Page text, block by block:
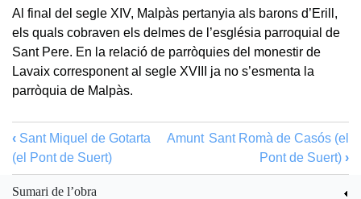
Al final del segle XIV, Malpàs pertanyia als barons d’Erill,
els quals cobraven els delmes de l’església parroquial de
Sant Pere. En la relació de parròquies del monestir de
Lavaix corresponent al segle XVIII ja no s’esmenta la
parròquia de Malpàs.
‹ Sant Miquel de Gotarta
(el Pont de Suert)
Amunt Sant Romà de Casós (el
Pont de Suert) ›
Sumari de l’obra